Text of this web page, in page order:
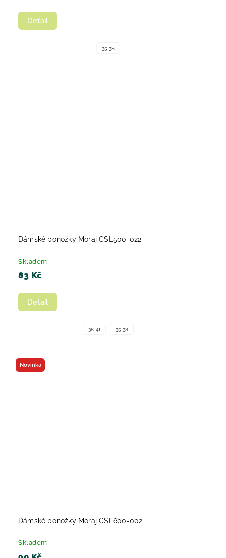
Detail
35-38
Dámské ponožky Moraj CSL500-022
Skladem
83 Kč
Detail
38-41 35-38
Novinka
Dámské ponožky Moraj CSL600-002
Skladem